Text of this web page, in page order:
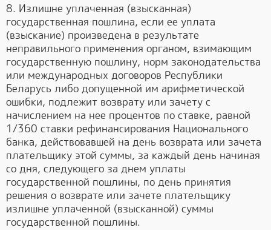
8. Излишне уплаченная (взысканная)
государственная пошлина, если ее уплата
(взыскание) произведена в результате
неправильного применения органом, взимающим
государственную пошлину, норм законодательства
или международных договоров Республики
Беларусь либо допущенной им арифметической
ошибки, подлежит возврату или зачету с
начислением на нее процентов по ставке, равной
1/360 ставки рефинансирования Национального
банка, действовавшей на день возврата или зачета
плательщику этой суммы, за каждый день начиная
со дня, следующего за днем уплаты
государственной пошлины, по день принятия
решения о возврате или зачете плательщику
излишне уплаченной (взысканной) суммы
государственной пошлины.